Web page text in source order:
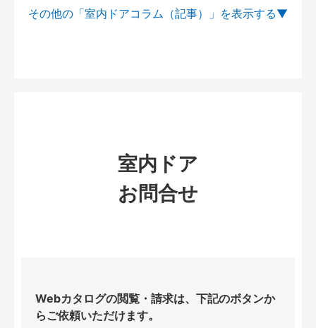
その他の「室内ドアコラム（記事）」を
室内ドア
お問合せ
Webカタログの閲覧・請求は、下記のボタンか
らご依頼いただけます。